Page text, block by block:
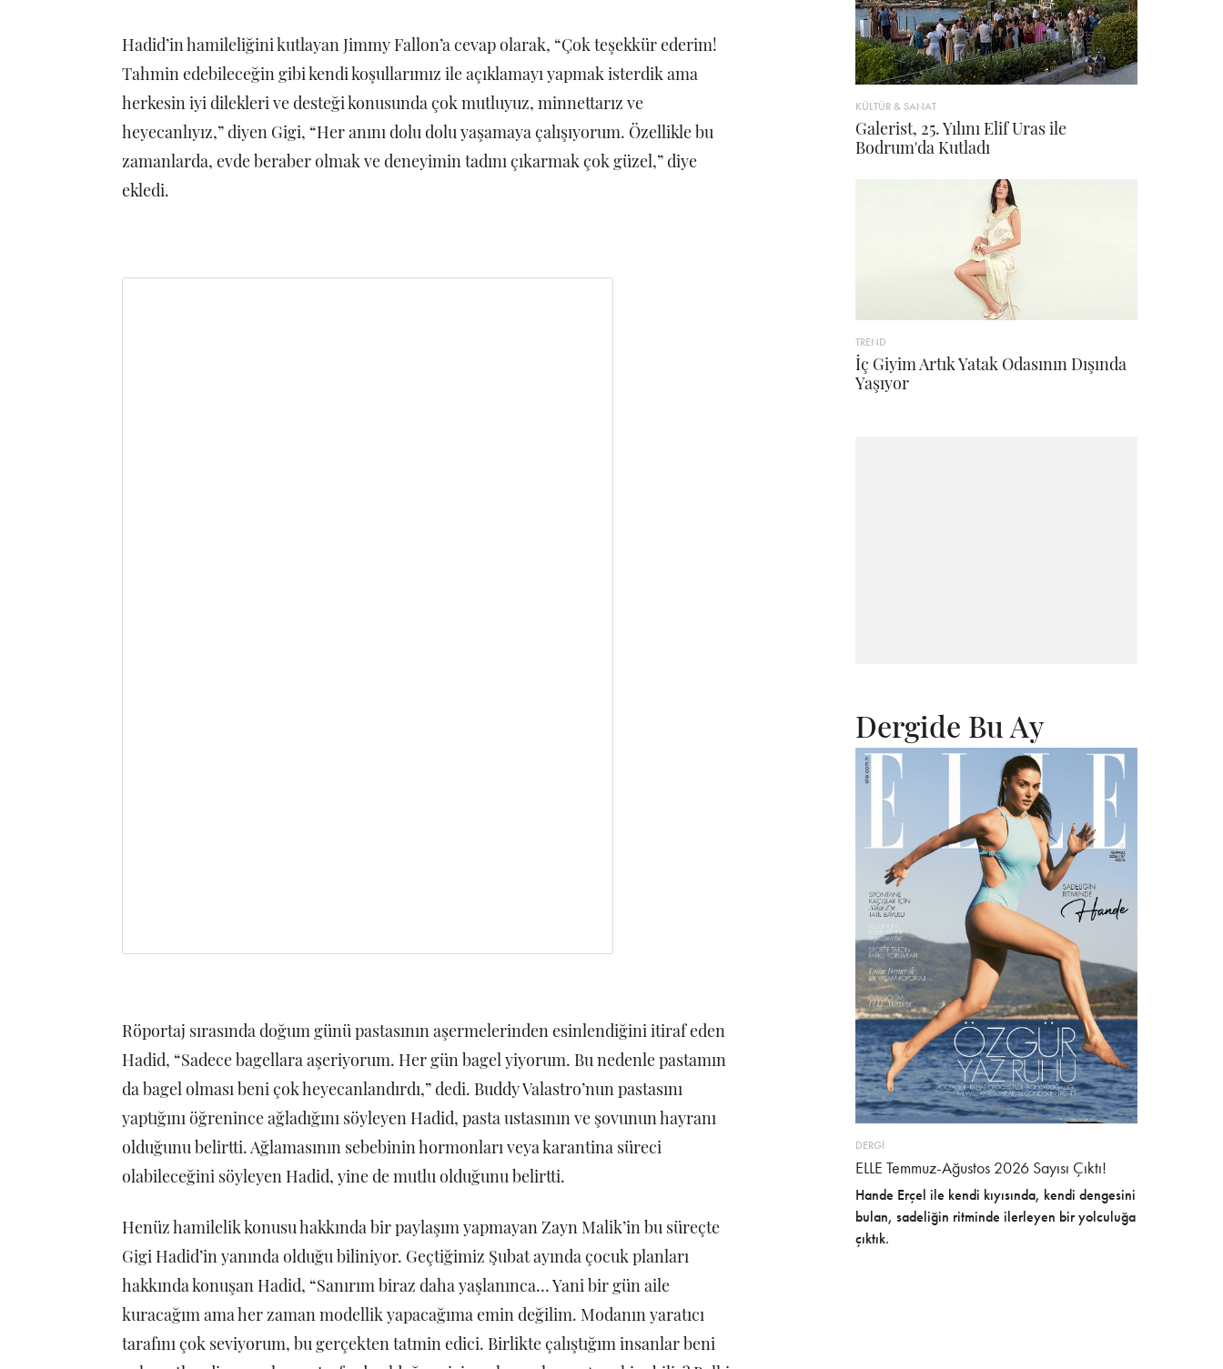
Hadid’in hamileliğini kutlayan Jimmy Fallon’a cevap olarak, “Çok teşekkür ederim!
Tahmin edebileceğin gibi kendi koşullarımız ile açıklamayı yapmak isterdik ama
herkesin iyi dilekleri ve desteği konusunda çok mutluyuz, minnettarız ve
heyecanlıyız,” diyen Gigi, “Her anını dolu dolu yaşamaya çalışıyorum. Özellikle bu
zamanlarda, evde beraber olmak ve deneyimin tadını çıkarmak çok güzel,” diye
ekledi.
Röportaj sırasında doğum günü pastasının aşermelerinden esinlendiğini itiraf eden
Hadid, “Sadece bagellara aşeriyorum. Her gün bagel yiyorum. Bu nedenle pastamın
da bagel olması beni çok heyecanlandırdı,” dedi. Buddy Valastro’nun pastasını
yaptığını öğrenince ağladığını söyleyen Hadid, pasta ustasının ve şovunun hayranı
olduğunu belirtti. Ağlamasının sebebinin hormonları veya karantina süreci
olabileceğini söyleyen Hadid, yine de mutlu olduğunu belirtti.
Henüz hamilelik konusu hakkında bir paylaşım yapmayan Zayn Malik’in bu süreçte
Gigi Hadid’in yanında olduğu biliniyor. Geçtiğimiz Şubat ayında çocuk planları
hakkında konuşan Hadid, “Sanırım biraz daha yaşlanınca… Yani bir gün aile
kuracağım ama her zaman modellik yapacağıma emin değilim. Modanın yaratıcı
tarafını çok seviyorum, bu gerçekten tatmin edici. Birlikte çalıştığım insanlar beni
KÜLTÜR & SANAT
Galerist, 25. Yılını Elif Uras ile
Bodrum'da Kutladı
TREND
İç Giyim Artık Yatak Odasının Dışında
Yaşıyor
Dergide Bu Ay
DERGİ
ELLE Temmuz-Ağustos 2026 Sayısı Çıktı!
Hande Erçel ile kendi kıyısında, kendi dengesini
bulan, sadeliğin ritminde ilerleyen bir yolculuğa
çıktık.